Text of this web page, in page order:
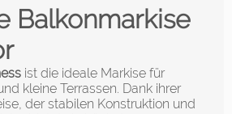
Balkonmarkise
ist die ideale Markise für
kleine Terrassen. Dank ihrer
der stabilen Konstruktion und